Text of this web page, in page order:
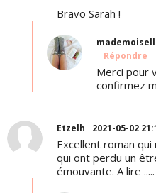
Bravo Sarah !
Répondre
Merci pour
confirmez
Etzelh 2021-05-02
Excellent roman
qui ont perdu un
émouvante. A lire .....